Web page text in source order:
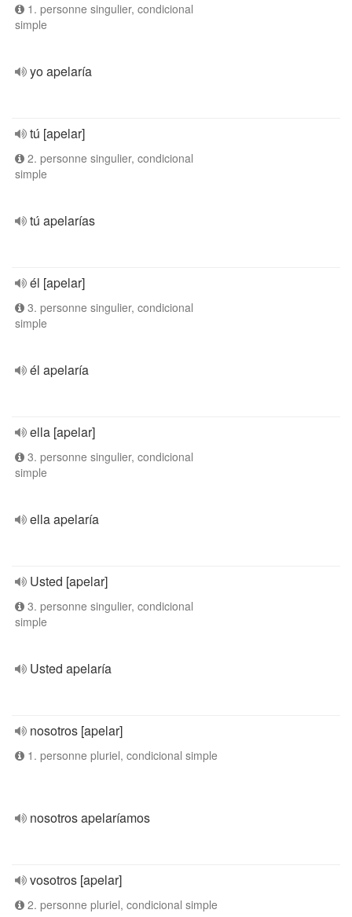
1. personne singulier, condicional
simple
yo apelaría
tú [apelar]
2. personne singulier, condicional
simple
tú apelarías
él [apelar]
3. personne singulier, condicional
simple
él apelaría
ella [apelar]
3. personne singulier, condicional
simple
ella apelaría
Usted [apelar]
3. personne singulier, condicional
simple
Usted apelaría
nosotros [apelar]
1. personne pluriel, condicional simple
nosotros apelaríamos
vosotros [apelar]
2. personne pluriel, condicional simple